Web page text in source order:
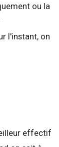
ou la
l'instant, on
effectif